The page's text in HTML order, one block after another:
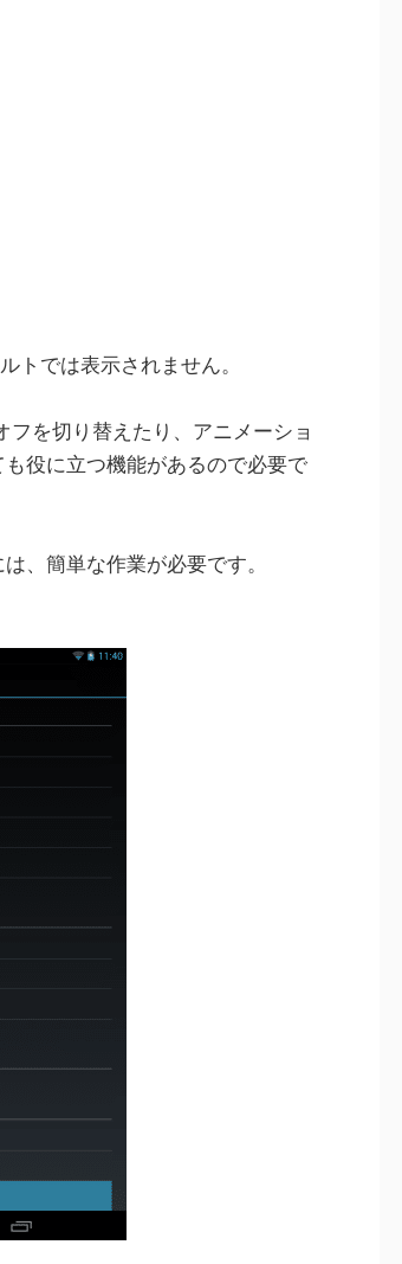
トでは表示されません。
を切り替えたり、アニメーショ
役に立つ機能があるので必要で
、簡単な作業が必要です。